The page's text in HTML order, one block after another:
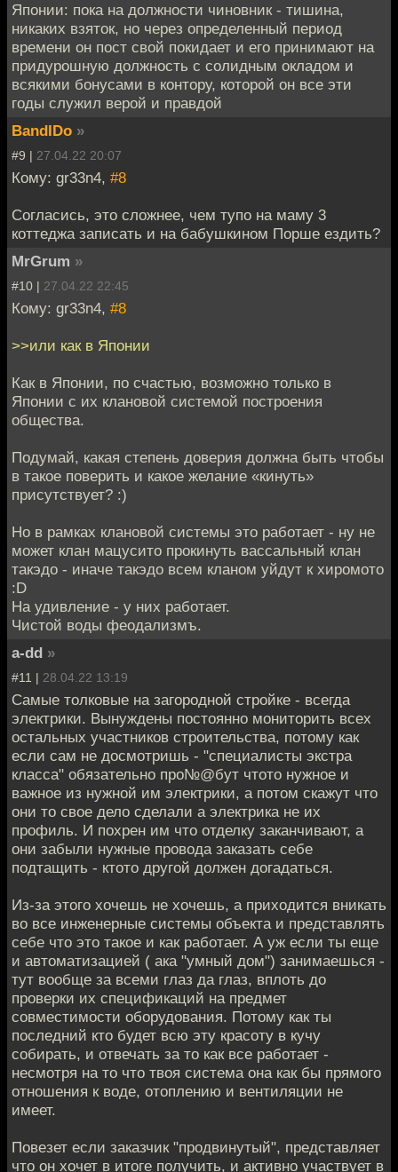
Японии: пока на должности чиновник - тишина,
никаких взяток, но через определенный период
времени он пост свой покидает и его принимают на
придурошную должность с солидным окладом и
всякими бонусами в контору, которой он все эти
годы служил верой и правдой
BandIDo »
#9 | 27.04.22 20:07
Кому: gr33n4, #8
Согласись, это сложнее, чем тупо на маму 3
коттеджа записать и на бабушкином Порше ездить?
MrGrum »
#10 | 27.04.22 22:45
Кому: gr33n4, #8
>>или как в Японии
Как в Японии, по счастью, возможно только в
Японии с их клановой системой построения
общества.
Подумай, какая степень доверия должна быть чтобы
в такое поверить и какое желание «кинуть»
присутствует? :)
Но в рамках клановой системы это работает - ну не
может клан мацусито прокинуть вассальный клан
такэдо - иначе такэдо всем кланом уйдут к хиромото
:D
На удивление - у них работает.
Чистой воды феодализмъ.
a-dd »
#11 | 28.04.22 13:19
Самые толковые на загородной стройке - всегда
электрики. Вынуждены постоянно мониторить всех
остальных участников строительства, потому как
если сам не досмотришь - "специалисты экстра
класса" обязательно про№@бут чтото нужное и
важное из нужной им электрики, а потом скажут что
они то свое дело сделали а электрика не их
профиль. И похрен им что отделку заканчивают, а
они забыли нужные провода заказать себе
подтащить - ктото другой должен догадаться.
Из-за этого хочешь не хочешь, а приходится вникать
во все инженерные системы объекта и представлять
себе что это такое и как работает. А уж если ты еще
и автоматизацией ( ака "умный дом") занимаешься -
тут вообще за всеми глаз да глаз, вплоть до
проверки их спецификаций на предмет
совместимости оборудования. Потому как ты
последний кто будет всю эту красоту в кучу
собирать, и отвечать за то как все работает -
несмотря на то что твоя система она как бы прямого
отношения к воде, отоплению и вентиляции не
имеет.
Повезет если заказчик "продвинутый", представляет
что он хочет в итоге получить, и активно участвует в